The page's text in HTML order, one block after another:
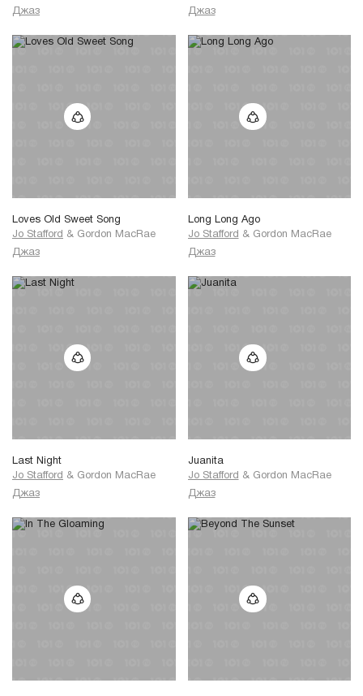
Джаз
Джаз
Loves Old Sweet Song
Jo Stafford & Gordon MacRae
Джаз
Long Long Ago
Jo Stafford & Gordon MacRae
Джаз
Last Night
Jo Stafford & Gordon MacRae
Джаз
Juanita
Jo Stafford & Gordon MacRae
Джаз